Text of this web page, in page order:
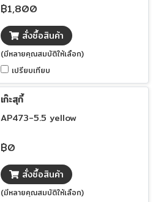
฿1,800
สั่งซื้อสินค้า
(มีหลายคุณสมบัติให้เลือก)
เปรียบเทียบ
เก๊ะสุกี้
AP473-5.5 yellow
฿0
สั่งซื้อสินค้า
(มีหลายคุณสมบัติให้เลือก)